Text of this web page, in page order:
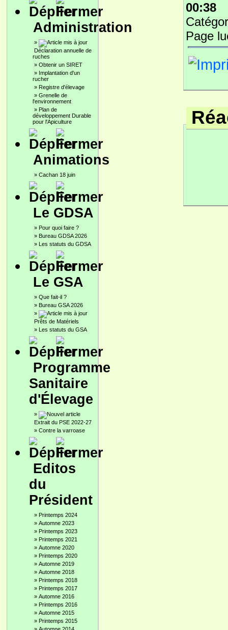
Administration
»
Déclaration annuelle de
ruches
» Obtenir un SIRET
» Implantation d'un
rucher
» Registre d'élevage
» Grenelle de
l'environnement
» Plan de
développement Durable
pour l'Apiculture
Animations
» Cachan 18 juin
Le GDSA
» Pour quoi faire ?
» Bureau GDSA 2026
» Les statuts du GDSA
Le GSA
» Que fait-il ?
» Bureau GSA 2026
»
Prêts de Matériels
» Les statuts du GSA
Programme
Sanitaire
d'Élevage
»
Extrait du PSE 2022-27
» Contre la varroase
Editos
du
Président
» Printemps 2024
» Automne 2023
» Printemps 2023
» Printemps 2021
» Automne 2020
» Printemps 2020
» Automne 2019
» Automne 2018
» Printemps 2018
» Printemps 2017
» Automne 2016
» Printemps 2016
» Automne 2015
» Printemps 2015
00:38
Page